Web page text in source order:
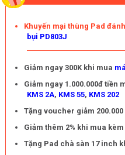
Khuyến mại thùng Pad
bụi PD803J
Giảm ngay 300K khi mua
Giảm ngay 1.000.000đ tiền
KMS 2A, KMS 55, KMS 202
Tặng voucher giảm
Giảm thêm 2% khi mua kèm
Tặng Pad chà sàn 17 inch